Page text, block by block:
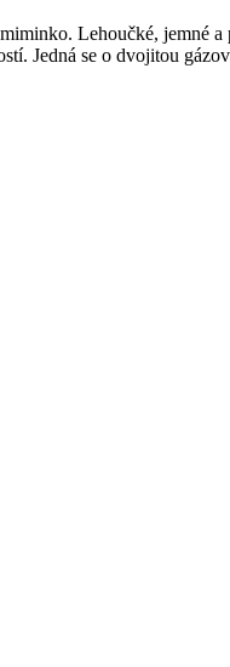
Lehoučké, jemné
Jedná se o dvojitou